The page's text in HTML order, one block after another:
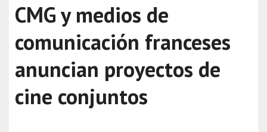
CMG y medios de
comunicación franceses
anuncian proyectos de
cine conjuntos